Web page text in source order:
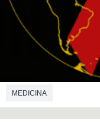
MEDICINA